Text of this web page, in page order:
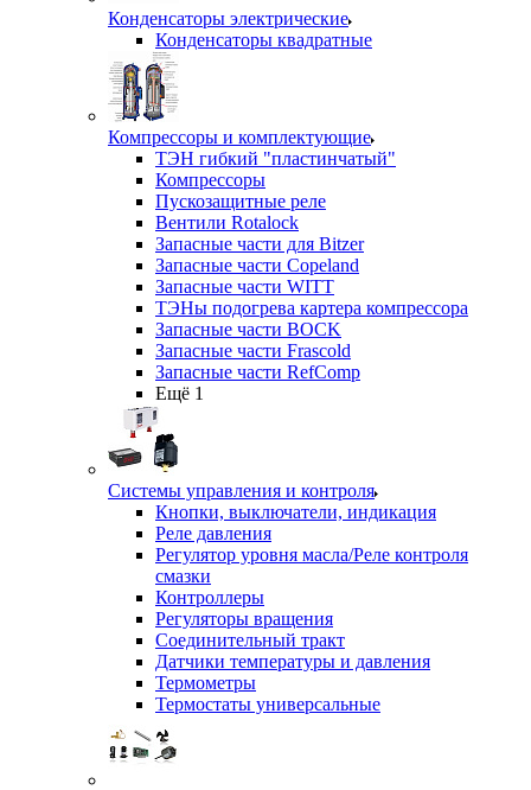
Конденсаторы электрические
Конденсаторы квадратные
Компрессоры и комплектующие
ТЭН гибкий "пластинчатый"
Компрессоры
Пускозащитные реле
Вентили Rotalock
Запасные части для Bitzer
Запасные части Copeland
Запасные части WITT
ТЭНы подогрева картера компрессора
Запасные части BOCK
Запасные части Frascold
Запасные части RefComp
Ещё 1
Системы управления и контроля
Кнопки, выключатели, индикация
Реле давления
Регулятор уровня масла/Реле контроля
смазки
Контроллеры
Регуляторы вращения
Соединительный тракт
Датчики температуры и давления
Термометры
Термостаты универсальные